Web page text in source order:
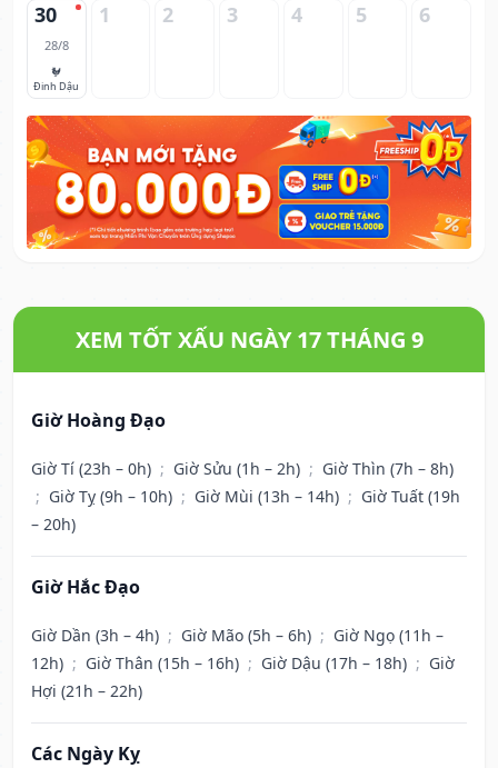
30
28/8
🐓
Đinh Dậu
1 2 3 4 5 6
XEM TỐT XẤU NGÀY 17 THÁNG 9
Giờ Hoàng Đạo
Giờ Tí (23h – 0h) ; Giờ Sửu (1h – 2h) ; Giờ Thìn (7h – 8h)
; Giờ Tỵ (9h – 10h) ; Giờ Mùi (13h – 14h) ; Giờ Tuất (19h
– 20h)
Giờ Hắc Đạo
Giờ Dần (3h – 4h) ; Giờ Mão (5h – 6h) ; Giờ Ngọ (11h –
12h) ; Giờ Thân (15h – 16h) ; Giờ Dậu (17h – 18h) ; Giờ
Hợi (21h – 22h)
Các Ngày Kỵ